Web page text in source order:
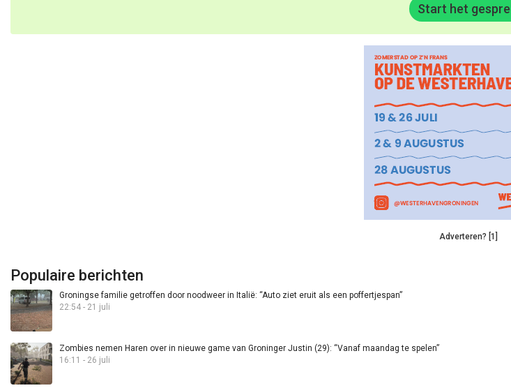
Start het
Adverteren? [1]
Populaire berichten
Groningse familie getroffen door noodweer in Italië: “Auto ziet eruit als een poffertjespan”
22:54 - 21 juli
Zombies nemen Haren over in nieuwe game van Groninger Justin (29): “Vanaf maandag te spelen”
16:11 - 26 juli